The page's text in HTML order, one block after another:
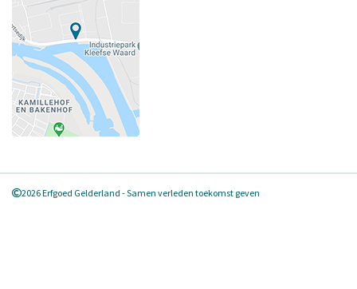
2026 Erfgoed Gelderland - Samen verleden toekomst geven